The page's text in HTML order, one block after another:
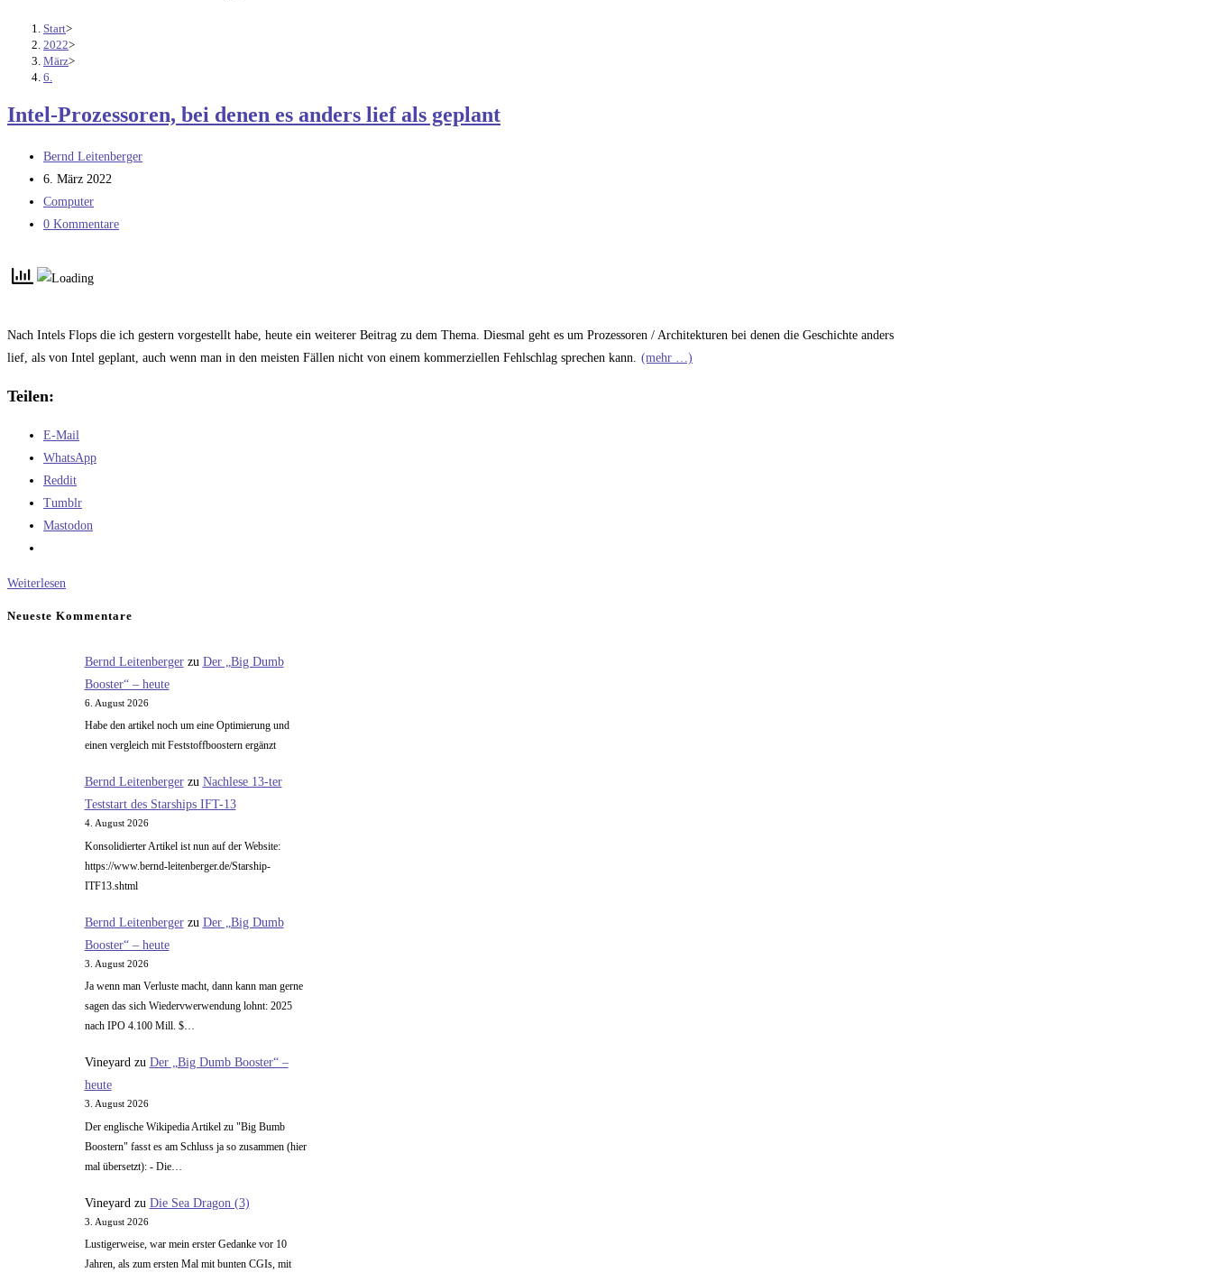
Start>
2022>
März>
6.
Intel-Prozessoren, bei denen es anders lief als geplant
Beitrags-
Autor:
Bernd Leitenberger
Beitrag
veröffentlicht:
6. März 2022
Beitrags-
Kategorie:
Computer
Beitrags-
0 Kommentare
Nach Intels Flops die ich gestern vorgestellt habe, heute ein weiterer Beitrag zu dem Thema. Diesmal geht es um Prozessoren / Architekturen bei denen die Geschichte anders
lief, als von Intel geplant, auch wenn man in den meisten Fällen nicht von einem kommerziellen Fehlschlag sprechen kann. (mehr …)
Teilen:
E-Mail
WhatsApp
Reddit
Tumblr
Mastodon
Weiterlesen
Neueste Kommentare
Bernd Leitenbergerzu Der „Big Dumb
Booster“ – heute
6. August 2026
Habe den artikel noch um eine Optimierung und
einen vergleich mit Feststoffboostern ergänzt
Bernd Leitenbergerzu Nachlese 13-ter
Teststart des Starships IFT-13
4. August 2026
Konsolidierter Artikel ist nun auf der Website:
https://www.bernd-leitenberger.de/Starship-
ITF13.shtml
Bernd Leitenbergerzu Der „Big Dumb
Booster“ – heute
3. August 2026
Ja wenn man Verluste macht, dann kann man gerne
sagen das sich Wiedervwerwendung lohnt: 2025
nach IPO 4.100 Mill. $…
Vineyardzu Der „Big Dumb Booster“ –
heute
3. August 2026
Der englische Wikipedia Artikel zu "Big Bumb
Boostern" fasst es am Schluss ja so zusammen (hier
mal übersetzt): - Die…
Vineyard zu Die Sea Dragon (3)
3. August 2026
Lustigerweise, war mein erster Gedanke vor 10
Jahren, als zum ersten Mal mit bunten CGIs, mit